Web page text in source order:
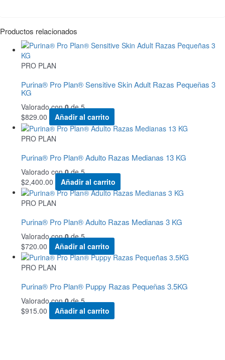
Productos relacionados
PRO PLAN
Purina® Pro Plan® Sensitive Skin Adult Razas Pequeñas 3
KG
Valorado con0de 5
$829.00 Añadir al carrito
PRO PLAN
Purina® Pro Plan® Adulto Razas Medianas 13 KG
Valorado con0de 5
$2,400.00 Añadir al carrito
PRO PLAN
Purina® Pro Plan® Adulto Razas Medianas 3 KG
Valorado con0de 5
$720.00 Añadir al carrito
PRO PLAN
Purina® Pro Plan® Puppy Razas Pequeñas 3.5KG
Valorado con0de 5
$915.00 Añadir al carrito